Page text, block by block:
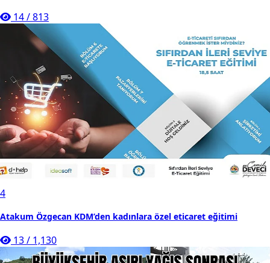
14/813
4
Atakum Özgecan KDM’den kadınlara özel eticaret eğitimi
13/ 1,130